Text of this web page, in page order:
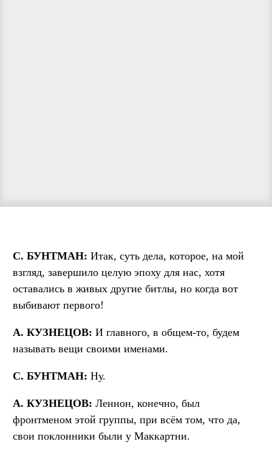
С. БУНТМАН: Итак, суть дела, которое, на мой
взгляд, завершило целую эпоху для нас, хотя
оставались в живых другие битлы, но когда вот
выбивают первого!
А. КУЗНЕЦОВ: И главного, в общем-то, будем
называть вещи своими именами.
С. БУНТМАН: Ну.
А. КУЗНЕЦОВ: Леннон, конечно, был
фронтменом этой группы, при всём том, что да,
свои поклонники были у Маккартни.